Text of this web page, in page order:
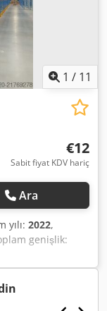
1 / 11
€12
Sabit fiyat KDV hariç
Ara
yılı: 2022,
genişlik:
10500x1100
stoklarımızda
STOW